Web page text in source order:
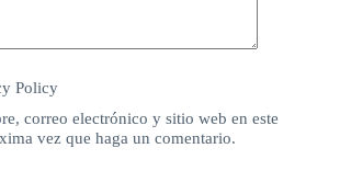
Policy
correo electrónico y sitio web en este
vez que haga un comentario.